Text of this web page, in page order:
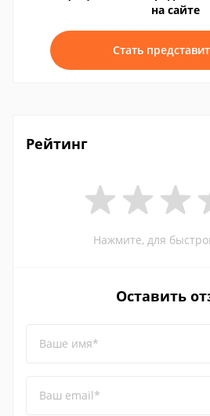
на сайте
Стать
Рейтинг
Нажмите, для
Оставить
Ваше имя*
Ваш email*